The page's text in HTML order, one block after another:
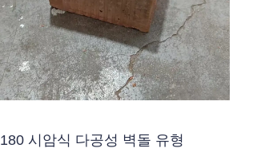
180 시암식 다공성 벽돌 유형